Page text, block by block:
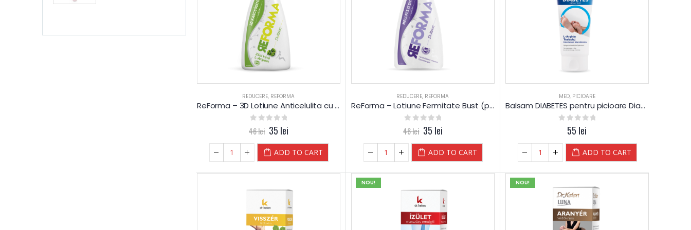
REDUCERE, REFORMA
ReForma – 3D Lotiune Anticelulita cu Cafea Verde – Slimming
out of 5
46lei 35 lei
ADD TO CART
REDUCERE, REFORMA
ReForma – Lotiune Fermitate Bust (piept)
out of 5
46lei 35 lei
ADD TO CART
MED, PICIOARE
Balsam DIABETES pentru picioare Diabetice – Luna
out of 5
55 lei
ADD TO CART
NOU! NOU!